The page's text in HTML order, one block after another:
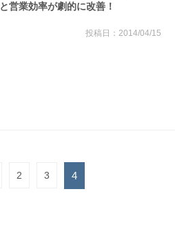
と営業効率が劇的に改善！
2014/04/15
2 3 4